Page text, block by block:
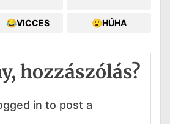
😂VICCES 😮HÚHA
hozzászólás?
in to post a